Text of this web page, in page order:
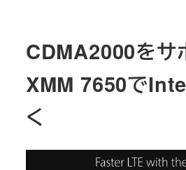
CDMA2000をサ
XMM 7650で
く